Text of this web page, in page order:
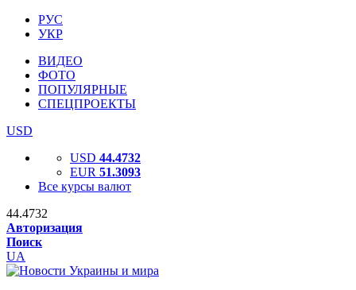
РУС
УКР
ВИДЕО
ФОТО
ПОПУЛЯРНЫЕ
СПЕЦПРОЕКТЫ
USD
USD 44.4732
EUR 51.3093
Все курсы валют
44.4732
Авторизация
Поиск
UA